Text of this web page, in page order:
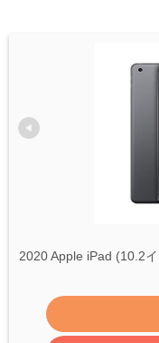
2020 Apple iPad (10.2